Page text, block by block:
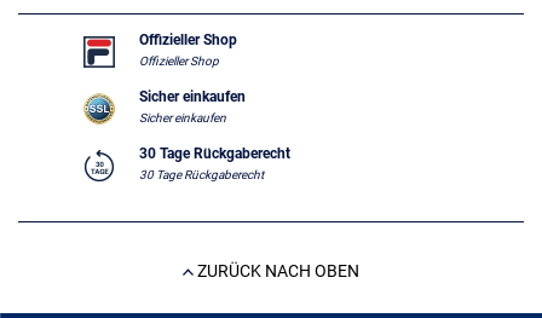
Offizieller Shop
Offizieller Shop
Sicher einkaufen
Sicher einkaufen
30 Tage Rückgaberecht
30 Tage Rückgaberecht
ZURÜCK NACH OBEN